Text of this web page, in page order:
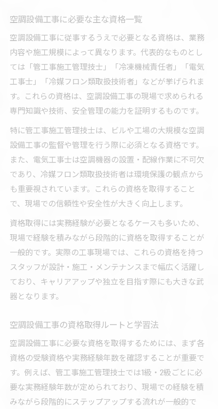
空調設備工事に必要な主な資格一覧
空調設備工事に従事するうえで必要となる資格は、業務
内容や施工規模によって異なります。代表的なものとし
ては「管工事施工管理技士」「冷凍機械責任者」「電気
工事士」「冷媒フロン類取扱技術者」などが挙げられま
す。これらの資格は、空調設備工事の現場で求められる
専門知識や技術、安全管理の能力を証明するものです。
特に管工事施工管理技士は、ビルや工場の大規模な空調
設備工事の監督や管理を行う際に必須となる資格です。
また、電気工事士は空調機器の設置・配線作業に不可欠
であり、冷媒フロン類取扱技術者は環境保護の観点から
も重要視されています。これらの資格を取得すること
で、現場での信頼性や安全性が大きく向上します。
資格取得には実務経験が必要となるケースも多いため、
現場で経験を積みながら段階的に資格を取得することが
一般的です。実際の工事現場では、これらの資格を持つ
スタッフが設計・施工・メンテナンスまで幅広く活躍し
ており、キャリアアップや独立を目指す際にも大きな武
器となります。
空調設備工事の資格取得ルートと学習法
空調設備工事に必要な資格を取得するためには、まず各
資格の受験資格や実務経験年数を確認することが重要で
す。例えば、管工事施工管理技士では1級・2級ごとに必
要な実務経験年数が定められており、現場での経験を積
みながら段階的にステップアップする流れが一般的で